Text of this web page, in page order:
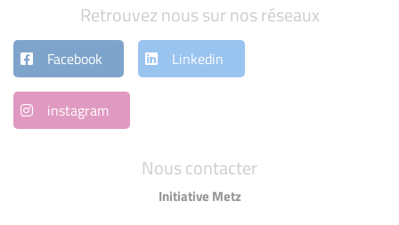
Nous contacter
Initiative Metz
Retrouvez nous sur nos réseaux
Facebook Linkedin
instagram